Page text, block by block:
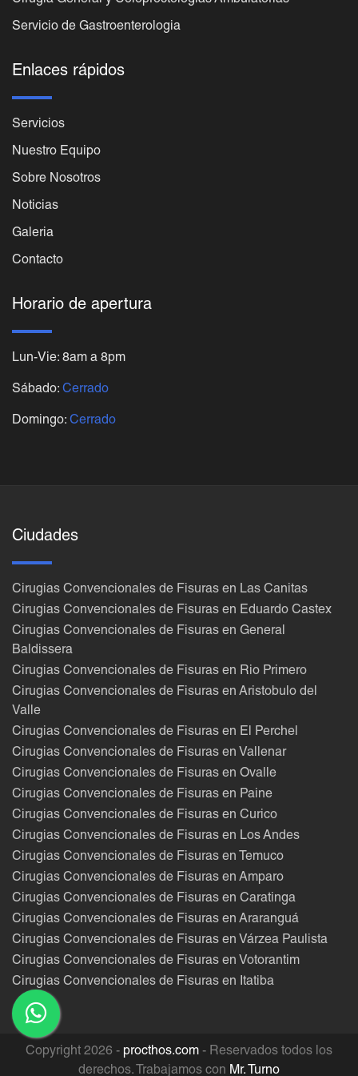
Servicio de Gastroenterologia
Enlaces rápidos
Servicios
Nuestro Equipo
Sobre Nosotros
Noticias
Galeria
Contacto
Horario de apertura
Lun-Vie: 8am a 8pm
Sábado: Cerrado
Domingo: Cerrado
Ciudades
Cirugias Convencionales de Fisuras en Las Canitas
Cirugias Convencionales de Fisuras en Eduardo Castex
Cirugias Convencionales de Fisuras en General
Baldissera
Cirugias Convencionales de Fisuras en Rio Primero
Cirugias Convencionales de Fisuras en Aristobulo del
Valle
Cirugias Convencionales de Fisuras en El Perchel
Cirugias Convencionales de Fisuras en Vallenar
Cirugias Convencionales de Fisuras en Ovalle
Cirugias Convencionales de Fisuras en Paine
Cirugias Convencionales de Fisuras en Curico
Cirugias Convencionales de Fisuras en Los Andes
Cirugias Convencionales de Fisuras en Temuco
Cirugias Convencionales de Fisuras en Amparo
Cirugias Convencionales de Fisuras en Caratinga
Cirugias Convencionales de Fisuras en Araranguá
Cirugias Convencionales de Fisuras en Várzea Paulista
Cirugias Convencionales de Fisuras en Votorantim
Cirugias Convencionales de Fisuras en Itatiba
Copyright 2026 - procthos.com - Reservados todos los
derechos. Trabajamos con Mr. Turno